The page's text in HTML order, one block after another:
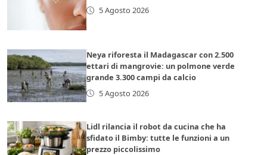
5 Agosto 2026
Neya riforesta il Madagascar con 2.500
ettari di mangrovie: un polmone verde
grande 3.300 campi da calcio
5 Agosto 2026
Lidl rilancia il robot da cucina che ha
sfidato il Bimby: tutte le funzioni a un
prezzo piccolissimo